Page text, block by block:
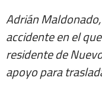
Adrián
accidente en el
residente de
apoyo para